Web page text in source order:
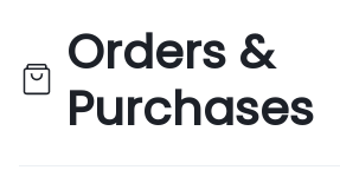
Orders &
Purchases